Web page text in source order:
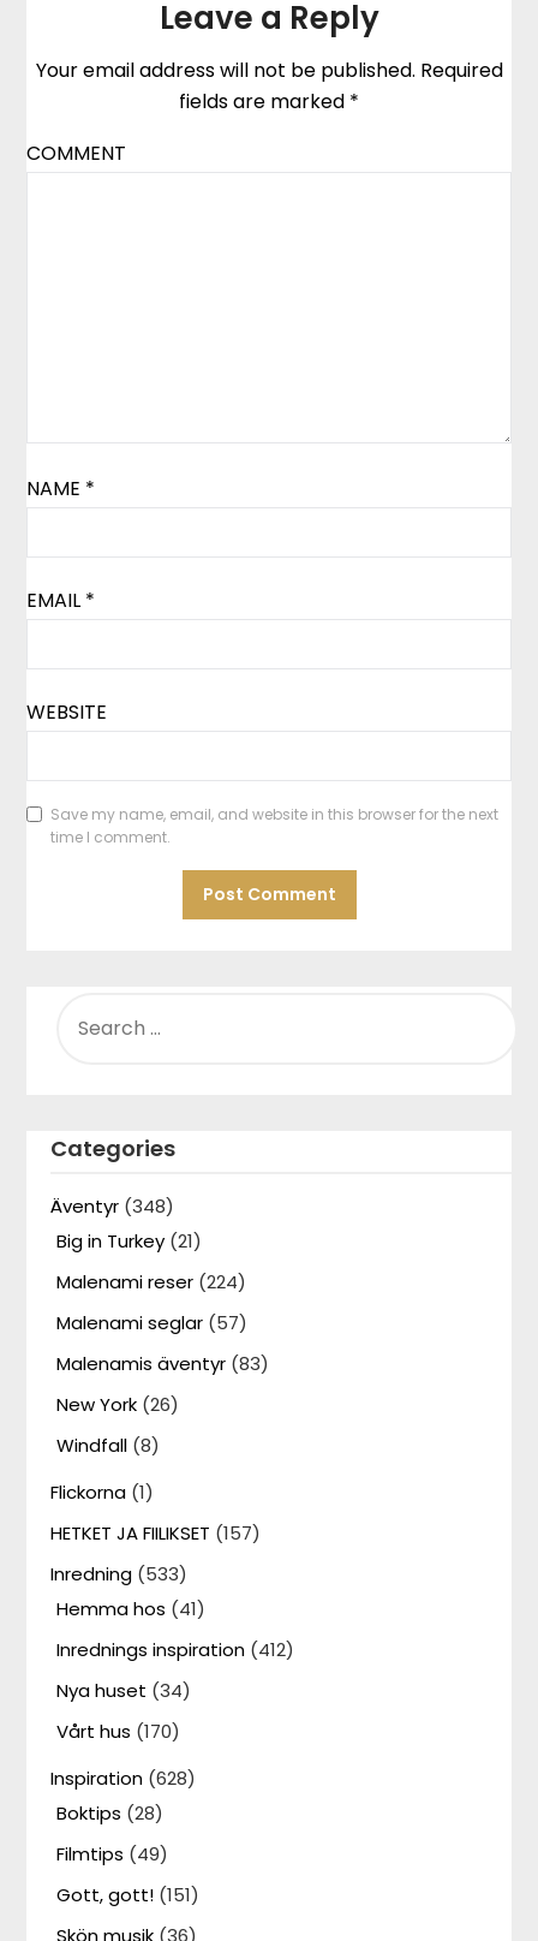
Leave a Reply
Your email address will not be published. Required
fields are marked *
COMMENT
NAME *
EMAIL *
WEBSITE
Save my name, email, and website in this browser for the next
time I comment.
FOR:
Categories
Äventyr (348)
Big in Turkey (21)
Malenami reser (224)
Malenami seglar (57)
Malenamis äventyr (83)
New York (26)
Windfall (8)
Flickorna (1)
HETKET JA FIILIKSET (157)
Inredning (533)
Hemma hos (41)
Inrednings inspiration (412)
Nya huset (34)
Vårt hus (170)
Inspiration (628)
Boktips (28)
Filmtips (49)
Gott, gott! (151)
Skön musik (36)